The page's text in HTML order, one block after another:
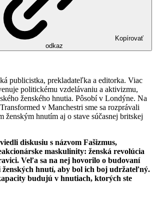
Kopírovať
odkaz
publicistka, prekladateľka a editorka. Viac
politickému vzdelávaniu a aktivizmu,
ženského hnutia. Pôsobí v Londýne. Na
v Manchestri sme sa rozprávali
ženským hnutím aj o stave súčasnej britskej
diskusiu s názvom Fašizmus,
maskulinity: ženská revolúcia
Veľa sa na nej hovorilo o budovaní
ženských hnutí, aby bol ich boj udržateľný.
budujú v hnutiach, ktorých ste